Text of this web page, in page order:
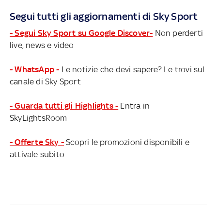
Segui tutti gli aggiornamenti di Sky Sport
- Segui Sky Sport su Google Discover- Non perderti
live, news e video
- WhatsApp - Le notizie che devi sapere? Le trovi sul
canale di Sky Sport
- Guarda tutti gli Highlights - Entra in
SkyLightsRoom
- Offerte Sky - Scopri le promozioni disponibili e
attivale subito